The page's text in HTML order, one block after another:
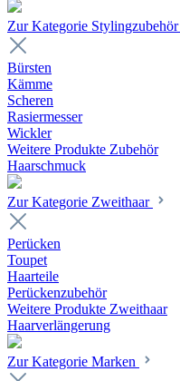
Zur Kategorie Stylingzubehör
Bürsten
Kämme
Scheren
Rasiermesser
Wickler
Weitere Produkte Zubehör
Haarschmuck
Zur Kategorie Zweithaar
Perücken
Toupet
Haarteile
Perückenzubehör
Weitere Produkte Zweithaar
Haarverlängerung
Zur Kategorie Marken